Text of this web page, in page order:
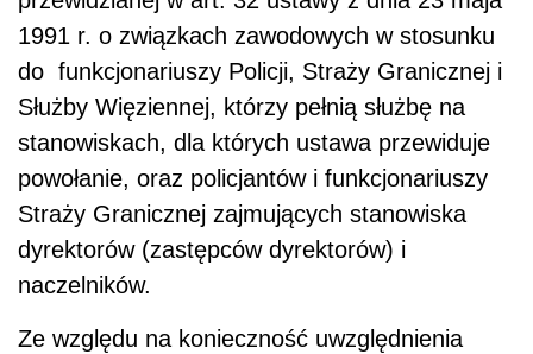
1991 r. o związkach zawodowych w stosunku
do funkcjonariuszy Policji, Straży Granicznej i
Służby Więziennej, którzy pełnią służbę na
stanowiskach, dla których ustawa przewiduje
powołanie, oraz policjantów i funkcjonariuszy
Straży Granicznej zajmujących stanowiska
dyrektorów (zastępców dyrektorów) i
naczelników.
Ze względu na konieczność uwzględnienia